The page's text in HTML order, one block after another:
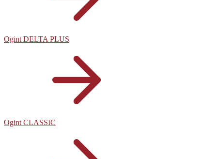
Ogint DELTA PLUS
Ogint CLASSIC